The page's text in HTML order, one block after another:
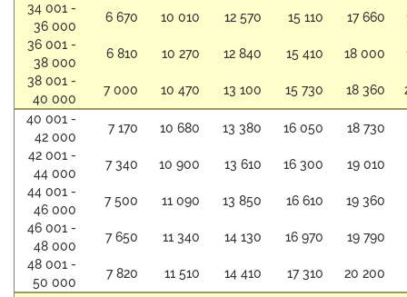
34 001 -
36 000
6 670 10 010 12 570 15 110 17 660
36 001 -
38 000
6 810 10 270 12 840 15 410 18 000
38 001 -
40 000
7 000 10 470 13 100 15 730 18 360
40 001 -
42 000
7 170 10 680 13 380 16 050
18 730
42 001 -
44 000
7 340 10 900 13 610 16 300
19 010
44 001 -
46 000
7 500 11 090 13 850 16 610
19 360
46 001 -
48 000
7 650 11 340 14 130 16 970
19 790
48 001 -
50 000
7 820 11 510 14 410 17 310
20 200